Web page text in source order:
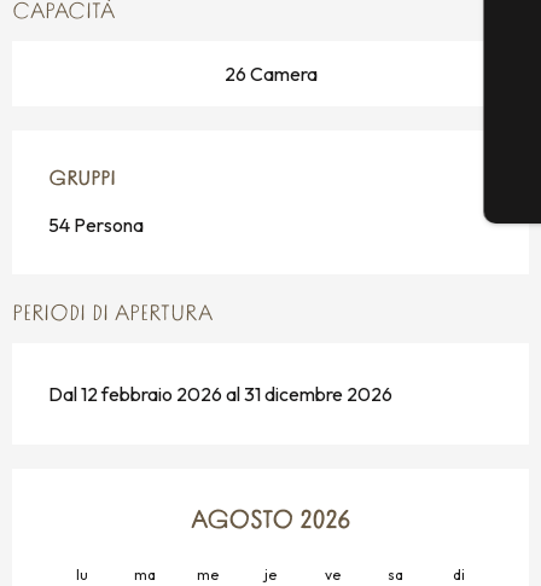
CAPACITÀ
26 Camera
GRUPPI
GRUPPI
54 Persona
PERIODI DI APERTURA
Dal 12 febbraio 2026 al 31 dicembre 2026
AGOSTO 2026
lu ma me je ve sa di